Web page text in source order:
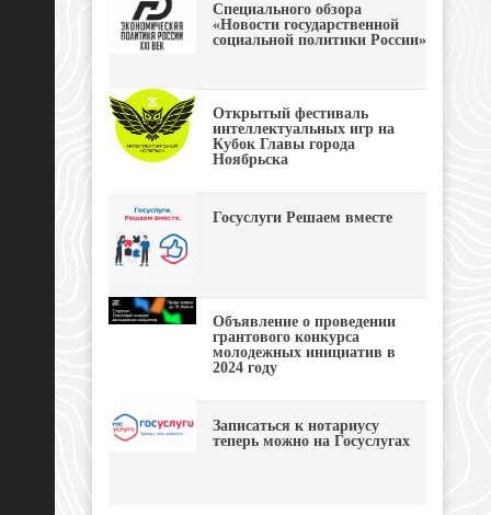
Специального обзора
«Новости государственной
социальной политики России»
Открытый фестиваль
интеллектуальных игр на
Кубок Главы города
Ноябрьска
Госуслуги Решаем вместе
Объявление о проведении
грантового конкурса
молодежных инициатив в
2024 году
Записаться к нотариусу
теперь можно на Госуслугах